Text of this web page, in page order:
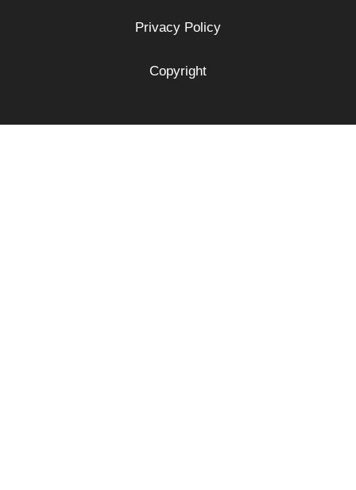
Privacy Policy
Copyright